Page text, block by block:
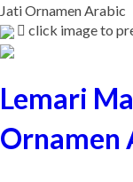
Jati Ornamen Arabic
click image to
Lemari
Ornamen